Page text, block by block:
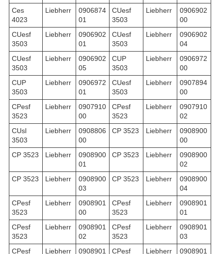
Ces
4023
Liebherr
0906874
01
CUesf
3503
Liebherr
0906902
00
CUesf
3503
Liebherr
0906902
01
CUesf
3503
Liebherr
0906902
04
CUesf
3503
Liebherr
0906902
05
CUP
3503
Liebherr
0906972
00
CUP
3503
Liebherr
0906972
01
CUesf
3503
Liebherr
0907894
00
CPesf
3523
Liebherr
0907910
00
CPesf
3523
Liebherr
0907910
02
CUsl
3503
Liebherr
0908806
00
CP 3523 Liebherr
0908900
00
CP 3523
Liebherr
0908900
01
CP 3523 Liebherr
0908900
02
CP 3523
Liebherr
0908900
03
CP 3523 Liebherr
0908900
04
CPesf
3523
Liebherr
0908901
00
CPesf
3523
Liebherr
0908901
01
CPesf
3523
Liebherr
0908901
02
CPesf
3523
Liebherr
0908901
03
CPesf
Liebherr
0908901
CPesf
Liebherr
0908901